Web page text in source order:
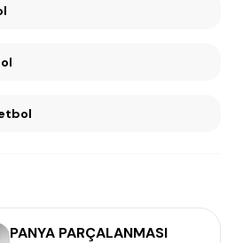
Basketbol
PANYA PARÇALANMASI